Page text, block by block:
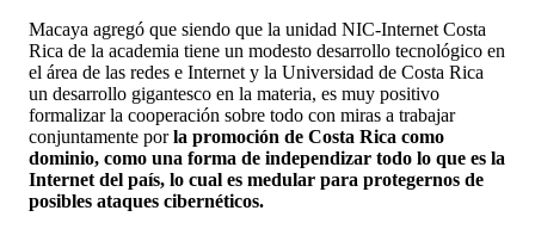
Macaya agregó que siendo que la unidad NIC-Internet Costa
Rica de la academia tiene un modesto desarrollo tecnológico en
el área de las redes e Internet y la Universidad de Costa Rica
un desarrollo gigantesco en la materia, es muy positivo
formalizar la cooperación sobre todo con miras a trabajar
conjuntamente porla promoción de Costa Rica como
dominio, como una forma de independizar todo lo que es la
Internet del país, lo cual es medular para protegernos de
posibles ataques cibernéticos.